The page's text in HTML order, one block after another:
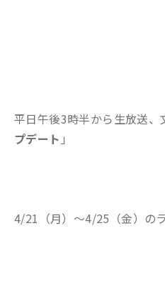
平日午後3時半から生放送、
プデート 」
4/21（月）～4/25（金）の